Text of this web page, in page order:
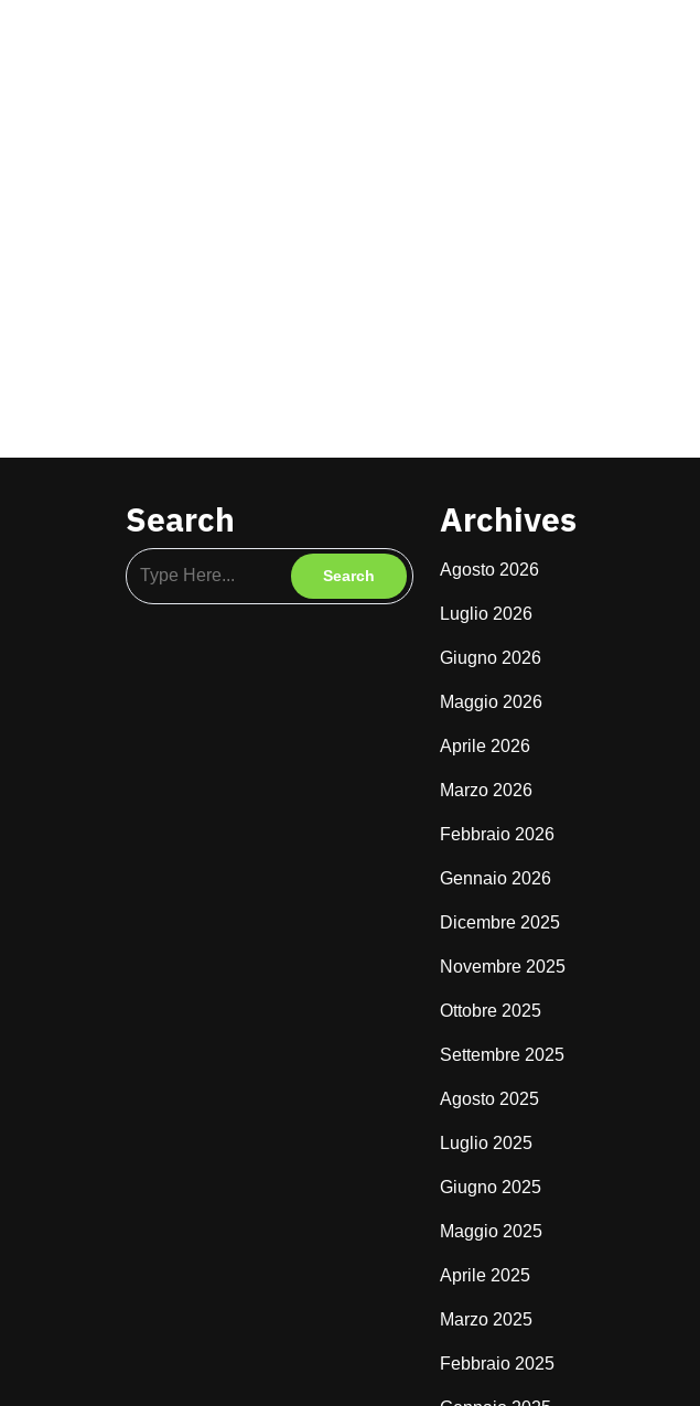
Search Archives
Agosto 2026
Luglio 2026
Giugno 2026
Maggio 2026
Aprile 2026
Marzo 2026
Febbraio 2026
Gennaio 2026
Dicembre 2025
Novembre 2025
Ottobre 2025
Settembre 2025
Agosto 2025
Luglio 2025
Giugno 2025
Maggio 2025
Aprile 2025
Marzo 2025
Febbraio 2025